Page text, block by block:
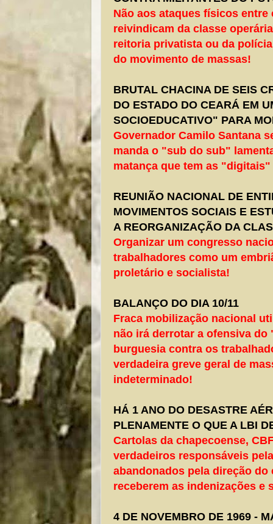
Não aos ataques físicos
reivindicam da classe
reitoria privatista ou da
do movimento de massas!
BRUTAL CHACINA DE SEIS
DO ESTADO DO CEARÁ EM
SOCIOEDUCATIVO" PARA
Governador Camilo Santana
manda o "sub do sub"
matança que tem as
REUNIÃO NACIONAL DE
MOVIMENTOS SOCIAIS E
A REORGANIZAÇÃO DA
Organizar um congresso
trabalhadores como um
proletário e socialista!
BALANÇO DO DIA 10/11
Fraca mobilização nacional
não irá derrotar a ofensiva
burguesia contra os
verdadeira greve geral de
indeterminado!
HÁ 1 ANO DO DESASTRE
PLENAMENTE O QUE A LBI
Cartolas da chapecoense,
verdadeiros responsáveis
abandonados pela direção do
receberem as indenizações e
4 DE NOVEMBRO DE 1969 -